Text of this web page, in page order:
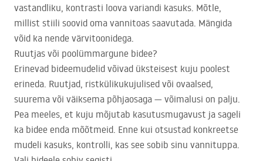
vastandliku, kontrasti loova variandi kasuks. Mõtle,
millist stiili soovid oma vannitoas saavutada. Mängida
võid ka nende värvitoonidega.
Ruutjas või poolümmargune bidee?
Erinevad bideemudelid võivad üksteisest kuju poolest
erineda. Ruutjad, ristkülikukujulised või ovaalsed,
suurema või väiksema põhjaosaga — võimalusi on palju.
Pea meeles, et kuju mõjutab kasutusmugavust ja sageli
ka bidee enda mõõtmeid. Enne kui otsustad konkreetse
mudeli kasuks, kontrolli, kas see sobib sinu vannituppa.